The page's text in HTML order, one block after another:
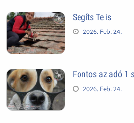
Segíts Te is
2026. Feb. 24.
Fontos az adó 1
2026. Feb. 24.